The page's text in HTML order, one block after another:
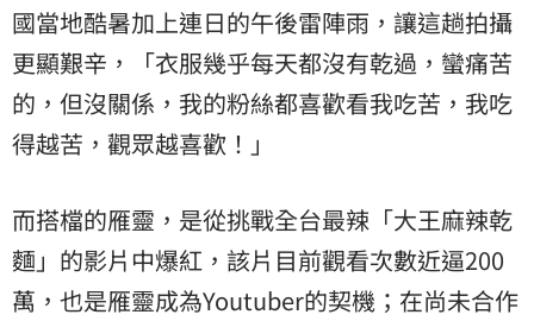
國當地酷暑加上連日的午後雷陣雨，讓這趟拍攝
更顯艱辛，「衣服幾乎每天都沒有乾過，蠻痛苦
的，但沒關係，我的粉絲都喜歡看我吃苦，我吃
得越苦，觀眾越喜歡！」
而搭檔的雁靈，是從挑戰全台最辣「大王麻辣乾
麵」的影片中爆紅，該片目前觀看次數近逼200
萬，也是雁靈成為Youtuber的契機；在尚未合作